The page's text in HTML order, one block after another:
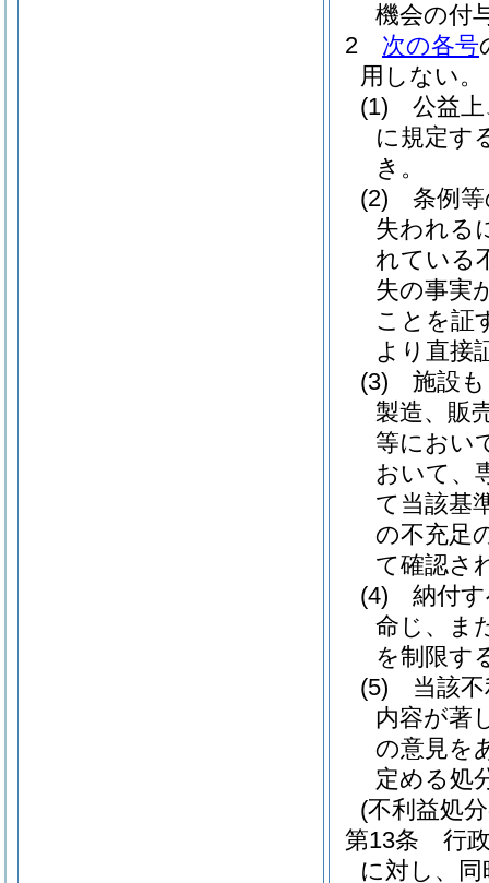
機会の付
2
次の各号
用しない。
(1)
公益
に規定す
き。
(2)
条例
失われる
れている
失の事実
ことを証
より直接
(3)
施設
製造、販
等におい
おいて、
て当該基
の不充足
て確認さ
(4)
納付
命じ、ま
を制限す
(5)
当該
内容が著
の意見を
定める処
(不利益処
第13条
行
に対し、